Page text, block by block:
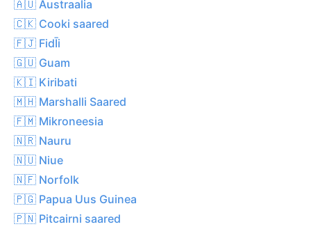
🇦🇺 Austraalia
🇨🇰 Cooki saared
🇫🇯 FidĪi
🇬🇺 Guam
🇰🇮 Kiribati
🇲🇭 Marshalli Saared
🇫🇲 Mikroneesia
🇳🇷 Nauru
🇳🇺 Niue
🇳🇫 Norfolk
🇵🇬 Papua Uus Guinea
🇵🇳 Pitcairni saared